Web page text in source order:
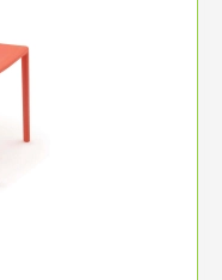
Ihrer Wahl
Designmöbel
weitere
Ideen. Bei uns
und